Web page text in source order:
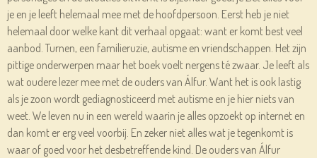
je en je leeft helemaal mee met de hoofdpersoon. Eerst heb je niet
helemaal door welke kant dit verhaal opgaat: want er komt best veel
aanbod. Turnen, een familieruzie, autisme en vriendschappen. Het zijn
pittige onderwerpen maar het boek voelt nergens té zwaar. Je leeft als
wat oudere lezer mee met de ouders van Álfur. Want het is ook lastig
als je zoon wordt gediagnosticeerd met autisme en je hier niets van
weet. We leven nu in een wereld waarin je alles opzoekt op internet en
dan komt er erg veel voorbij. En zeker niet alles wat je tegenkomt is
waar of goed voor het desbetreffende kind. De ouders van Álfur